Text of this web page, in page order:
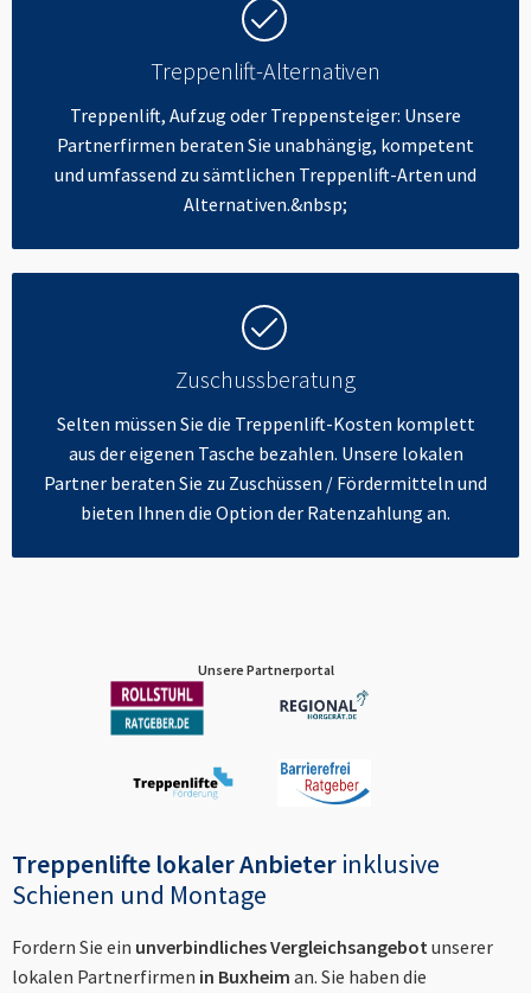
Treppenlift-Alternativen
Treppenlift, Aufzug oder Treppensteiger: Unsere
Partnerfirmen beraten Sie unabhängig, kompetent
und umfassend zu sämtlichen Treppenlift-Arten und
Alternativen.&nbsp;
Zuschussberatung
Selten müssen Sie die Treppenlift-Kosten komplett
aus der eigenen Tasche bezahlen. Unsere lokalen
Partner beraten Sie zu Zuschüssen / Fördermitteln und
bieten Ihnen die Option der Ratenzahlung an.
Unsere Partnerportal
Treppenlifte lokaler Anbieter inklusive
Schienen und Montage
Fordern Sie ein unverbindliches Vergleichsangebotunserer
lokalen Partnerfirmen in Buxheim an. Sie haben die